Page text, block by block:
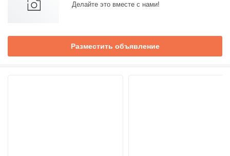
Делайте это вместе с нами!
Разместить объявление